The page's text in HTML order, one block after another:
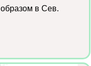
в Сев.